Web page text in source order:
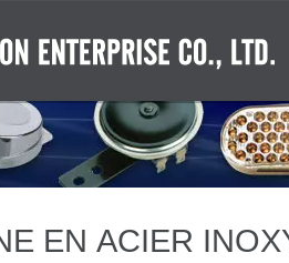
EN ACIER